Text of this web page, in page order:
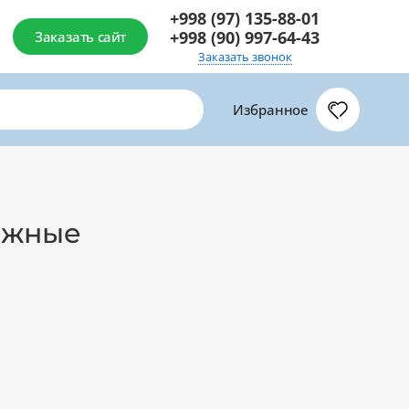
Заказать сайт
+998 (97) 135-88-01
+998 (90) 997-64-43
Заказать звонок
Избранное